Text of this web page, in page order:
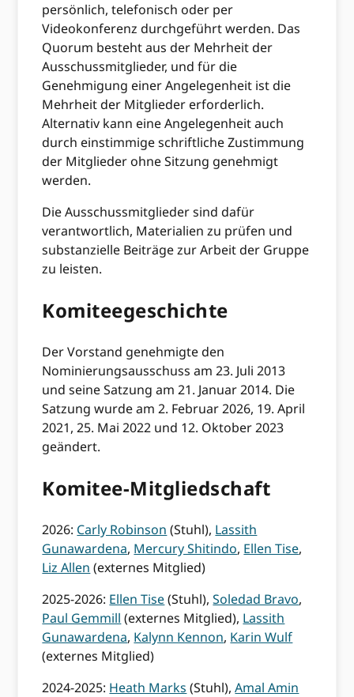
persönlich, telefonisch oder per
Videokonferenz durchgeführt werden. Das
Quorum besteht aus der Mehrheit der
Ausschussmitglieder, und für die
Genehmigung einer Angelegenheit ist die
Mehrheit der Mitglieder erforderlich.
Alternativ kann eine Angelegenheit auch
durch einstimmige schriftliche Zustimmung
der Mitglieder ohne Sitzung genehmigt
werden.
Die Ausschussmitglieder sind dafür
verantwortlich, Materialien zu prüfen und
substanzielle Beiträge zur Arbeit der Gruppe
zu leisten.
Komiteegeschichte
Der Vorstand genehmigte den
Nominierungsausschuss am 23. Juli 2013
und seine Satzung am 21. Januar 2014. Die
Satzung wurde am 2. Februar 2026, 19. April
2021, 25. Mai 2022 und 12. Oktober 2023
geändert.
Komitee-Mitgliedschaft
2026: Carly Robinson (Stuhl), Lassith
Gunawardena, Mercury Shitindo, Ellen Tise,
Liz Allen (externes Mitglied)
2025-2026: Ellen Tise(Stuhl),Soledad Bravo,
Paul Gemmill (externes Mitglied), Lassith
Gunawardena, Kalynn Kennon, Karin Wulf
(externes Mitglied)
2024-2025: Heath Marks (Stuhl),Amal Amin